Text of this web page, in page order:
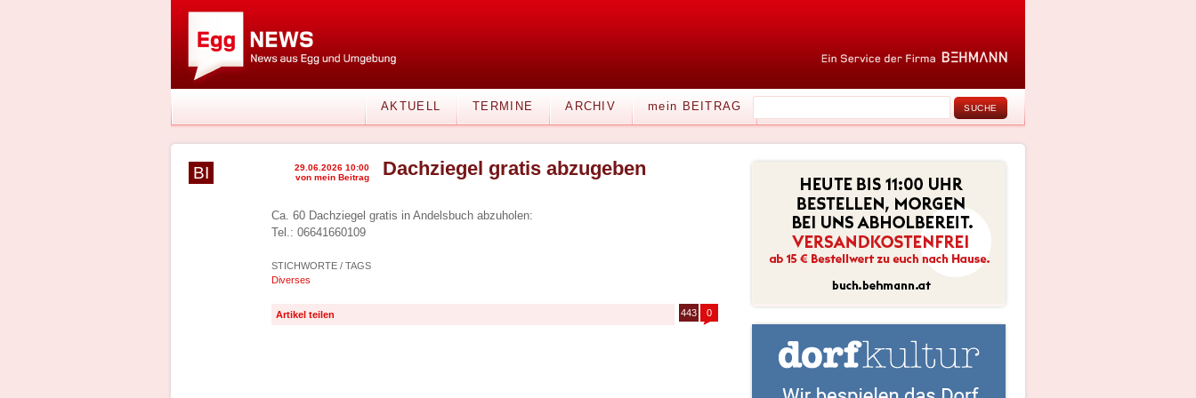
AKTUELL TERMINE ARCHIV mein BEITRAG
BI
29.06.2026 10:00
von mein Beitrag
Dachziegel gratis abzugeben
Ca. 60 Dachziegel gratis in Andelsbuch abzuholen:
Tel.: 06641660109
STICHWORTE / TAGS
Diverses
Artikel teilen 443 0